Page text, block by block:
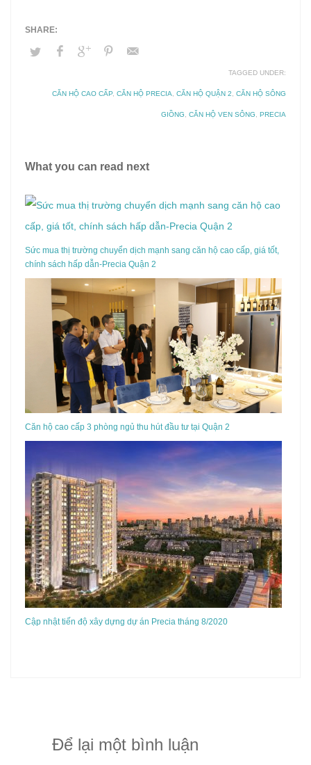
TAGGED UNDER:
CĂN HỘ CAO CẤP CĂN HỘ PRECIA CĂN HỘ QUẬN 2 CĂN HỘ SÔNG
GIỒNG CĂN HỘ VEN SÔNG PRECIA
What you can read next
Sức mua thị trường chuyển dịch mạnh sang căn hộ cao cấp, giá tốt,
chính sách hấp dẫn-Precia Quận 2
Căn hộ cao cấp 3 phòng ngủ thu hút đầu tư tại Quận 2
Cập nhật tiến độ xây dựng dự án Precia tháng 8/2020
Để lại một bình luận